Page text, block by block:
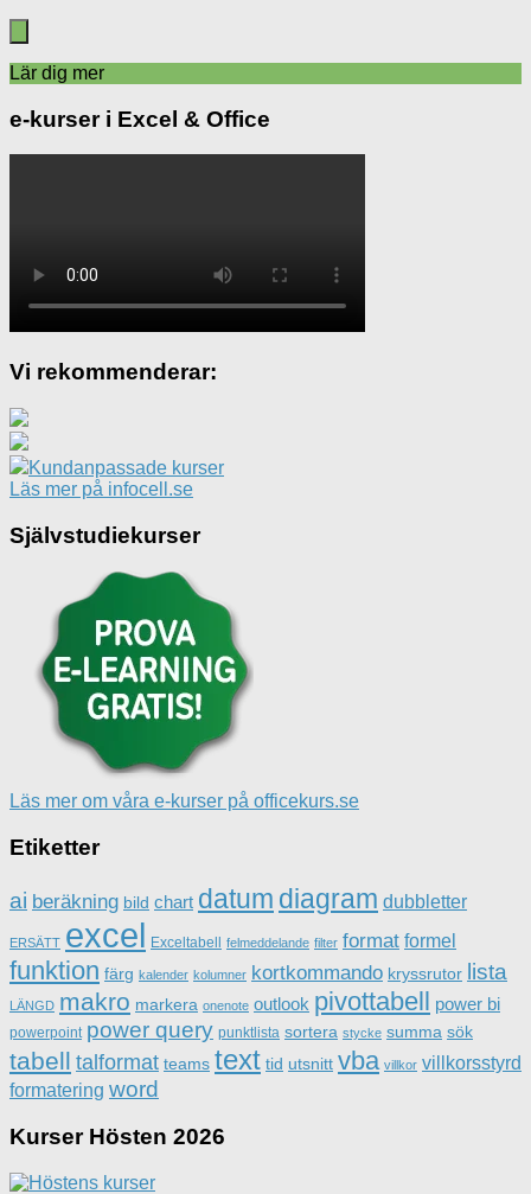
Lär dig mer
e-kurser i Excel & Office
Vi rekommenderar:
Kundanpassade kurser
Läs mer på infocell.se
Självstudiekurser
Läs mer om våra e-kurser på officekurs.se
Etiketter
ai beräkning bild chart datum diagram dubbletter
ERSÄTT excel Exceltabell felmeddelande filter format formel
funktion färg kalender kolumner kortkommando kryssrutor lista
LÄNGD makro markera onenote outlook pivottabell power bi
powerpoint power query punktlista sortera stycke summa sök
tabell talformat teams text tid utsnitt vba villkor villkorsstyrd
formatering word
Kurser Hösten 2026